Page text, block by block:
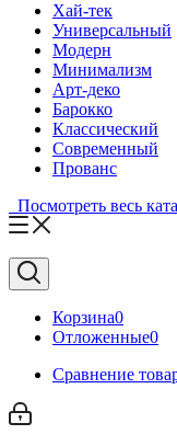
Хай-тек
Универсальный
Модерн
Минимализм
Арт-деко
Барокко
Классический
Современный
Прованс
Посмотреть весь
Корзина0
Отложенные0
Сравнение